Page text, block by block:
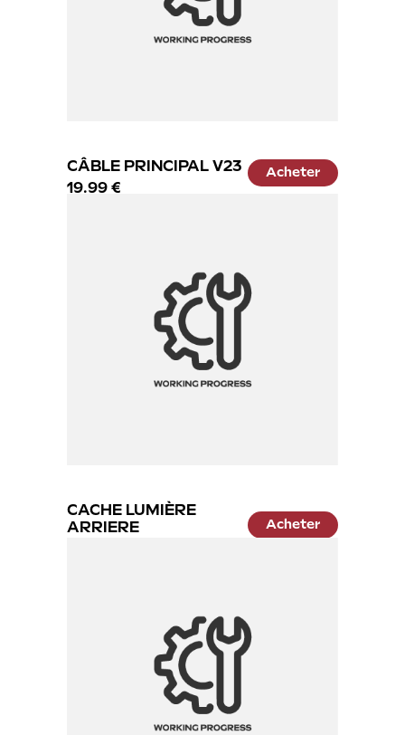
CÂBLE PRINCIPAL V23
19.99 €
Acheter
CACHE LUMIÈRE
ARRIERE
Acheter